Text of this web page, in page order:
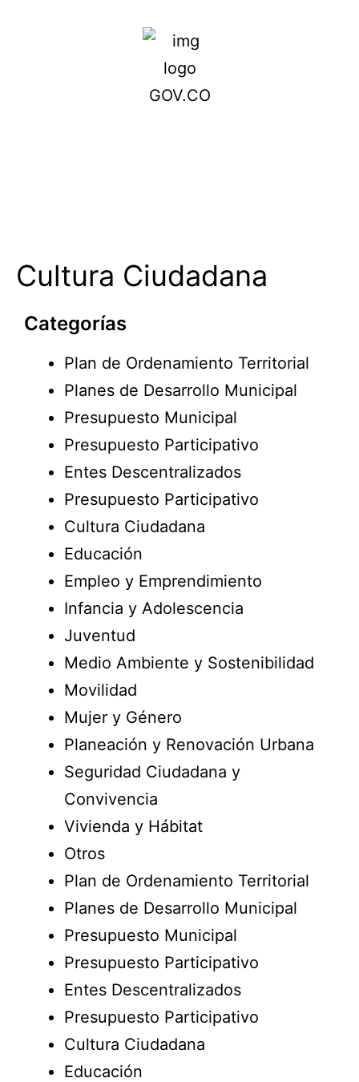
Cultura Ciudadana
Categorías
Plan de Ordenamiento Territorial
Planes de Desarrollo Municipal
Presupuesto Municipal
Presupuesto Participativo
Entes Descentralizados
Presupuesto Participativo
Cultura Ciudadana
Educación
Empleo y Emprendimiento
Infancia y Adolescencia
Juventud
Medio Ambiente y Sostenibilidad
Movilidad
Mujer y Género
Planeación y Renovación Urbana
Seguridad Ciudadana y
Convivencia
Vivienda y Hábitat
Otros
Plan de Ordenamiento Territorial
Planes de Desarrollo Municipal
Presupuesto Municipal
Presupuesto Participativo
Entes Descentralizados
Presupuesto Participativo
Cultura Ciudadana
Educación